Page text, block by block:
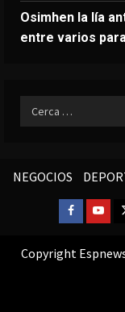
Osimhen la lía
entre varios
Ricerca
per:
NEGOCIOS
Facebook
Copyright